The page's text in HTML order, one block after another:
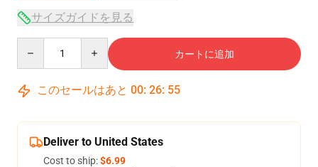
サイズガイドを見る
カートに追加
このセールはあと 00: 26: 54
Deliver to United States
Cost to ship:$6.99